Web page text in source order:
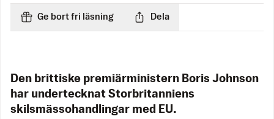
Ge bort fri läsning Dela
Den brittiske premiärministern Boris Johnson
har undertecknat Storbritanniens
skilsmässohandlingar med EU.